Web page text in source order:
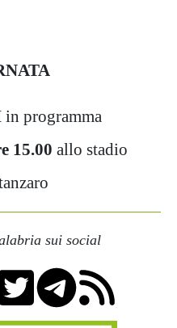
in programma
15.00 allo stadio
sui social